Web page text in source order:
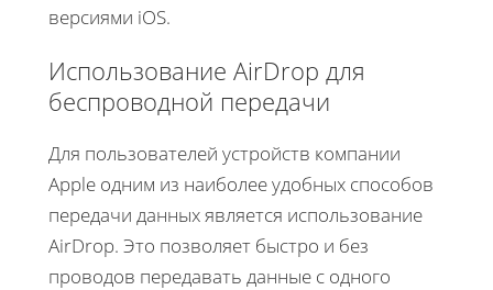
версиями iOS.
Использование AirDrop для
беспроводной передачи
Для пользователей устройств компании
Apple одним из наиболее удобных способов
передачи данных является использование
AirDrop. Это позволяет быстро и без
проводов передавать данные с одного